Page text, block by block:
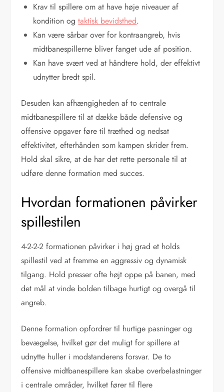
Krav til spillere om at have høje niveauer af
kondition ogtaktisk bevidsthed.
Kan være sårbar over for kontraangreb, hvis
midtbanespillerne bliver fanget ude af position.
Kan have svært ved at håndtere hold, der effektivt
udnytter bredt spil.
Desuden kan afhængigheden af to centrale
midtbanespillere til at dække både defensive og
offensive opgaver føre til træthed og nedsat
effektivitet, efterhånden som kampen skrider frem.
Hold skal sikre, at de har det rette personale til at
udføre denne formation med succes.
Hvordan formationen påvirker
spillestilen
4-2-2-2 formationen påvirker i høj grad et holds
spillestil ved at fremme en aggressiv og dynamisk
tilgang. Hold presser ofte højt oppe på banen, med
det mål at vinde bolden tilbage hurtigt og overgå til
angreb.
Denne formation opfordrer til hurtige pasninger og
bevægelse, hvilket gør det muligt for spillere at
udnytte huller i modstanderens forsvar. De to
offensive midtbanespillere kan skabe overbelastninger
i centrale områder, hvilket fører til flere